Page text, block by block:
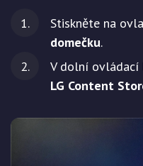
Stiskněte na
domečku.
V dolní ovládací
LG Content